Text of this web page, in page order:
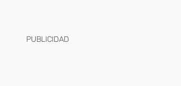
PUBLICIDAD